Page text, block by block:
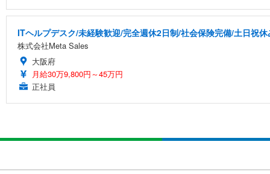
ITヘルプデスク/未経験歓迎/完全週休2日制/社会保険完備/土日祝休
株式会社Meta Sales
大阪府
月給30万9,800円～45万円
正社員